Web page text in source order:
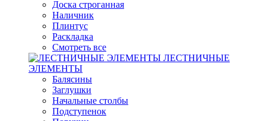
Доска строганная
Наличник
Плинтус
Раскладка
Смотреть все
ЛЕСТНИЧНЫЕ
ЭЛЕМЕНТЫ
Балясины
Заглушки
Начальные столбы
Подступенок